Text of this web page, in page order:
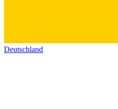
Deutschland